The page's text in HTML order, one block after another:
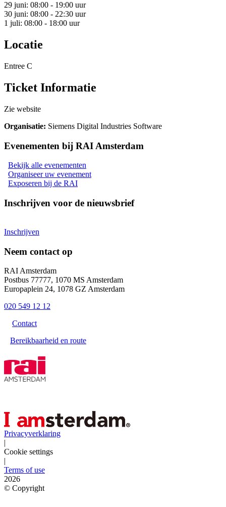
29 juni: 08:00 - 19:00 uur
30 juni: 08:00 - 22:30 uur
1 juli: 08:00 - 18:00 uur
Locatie
Entree C
Ticket Informatie
Zie website
Organisatie: Siemens Digital Industries Software
Evenementen bij RAI Amsterdam
Bekijk alle evenementen
Organiseer uw evenement
Exposeren bij de RAI
Inschrijven voor de nieuwsbrief
Inschrijven
Neem contact op
RAI Amsterdam
Postbus 77777, 1070 MS Amsterdam
Europaplein 24, 1078 GZ Amsterdam
020 549 12 12
Contact
Bereikbaarheid en route
Privacyverklaring
|
Cookie settings
|
Terms of use
2026
© Copyright